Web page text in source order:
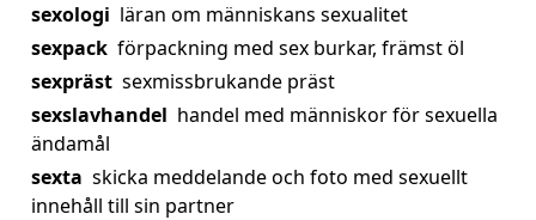
sexologi läran om människans sexualitet
sexpack förpackning med sex burkar, främst öl
sexpräst sexmissbrukande präst
sexslavhandel handel med människor för sexuella
ändamål
sexta skicka meddelande och foto med sexuellt
innehåll till sin partner